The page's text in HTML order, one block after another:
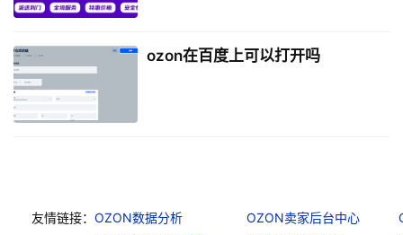
ozon在百度上可以打开吗
友情链接： OZON数据分析 OZON卖家后台中心